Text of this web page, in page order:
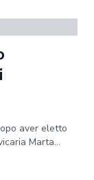
aver eletto
Marta...